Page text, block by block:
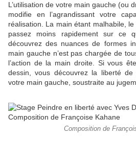
L’utilisation de votre main gauche (ou
modifie en l’agrandissant votre
réalisation. La main étant malhabile,
passez moins rapidement sur
découvrez des nuances de formes
main gauche n’est pas chargée de
l’action de la main droite. Si vous
dessin, vous découvrez la liberté de
votre main gauche, soustraite au
Composition de